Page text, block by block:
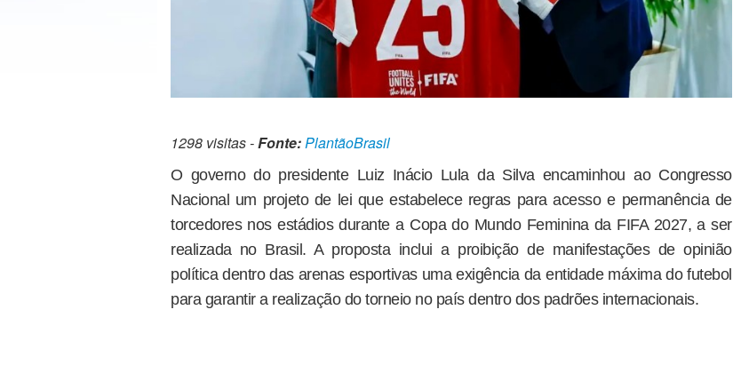
1298 visitas -Fonte:PlantãoBrasil
O governo do presidente Luiz Inácio Lula da Silva encaminhou ao Congresso
Nacional um projeto de lei que estabelece regras para acesso e permanência de
torcedores nos estádios durante a Copa do Mundo Feminina da FIFA 2027, a ser
realizada no Brasil. A proposta inclui a proibição de manifestações de opinião
política dentro das arenas esportivas uma exigência da entidade máxima do futebol
para garantir a realização do torneio no país dentro dos padrões internacionais.